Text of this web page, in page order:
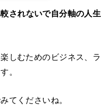
されないで自分軸の人生
しむためのビジネス、ラ
。
てくださいね。